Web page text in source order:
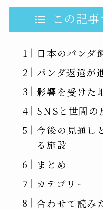
この記
日本のパンダ
パンダ返還が
影響を受けた
SNSと世間の
今後の見通し
る施設
まとめ
カテゴリー
合わせて読み